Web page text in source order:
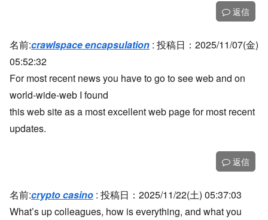
返信
名前:crawlspace encapsulation : 投稿日：2025/11/07(金)
05:52:32
For most recent news you have to go to see web and on
world-wide-web I found
this web site as a most excellent web page for most recent
updates.
返信
名前:crypto casino : 投稿日：2025/11/22(土) 05:37:03
What’s up colleagues, how is everything, and what you